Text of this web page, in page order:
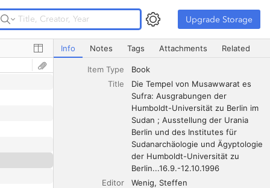
Upgrade Storage Upgrade Storage
Die Tempel von Musawwarat es Sufra: Ausgrabungen
Info Notes Tags Attachments Related
Item Type
Book
Title
Die Tempel von Musawwarat es
Sufra: Ausgrabungen der
Humboldt-Universität zu Berlin im
Sudan ; Ausstellung der Urania
Berlin und des Institutes für
Sudanarchäologie und Ägyptologie
der Humboldt-Universität zu
Berlin...16.9.-12.10.1996
Editor
Wenig
Steffen